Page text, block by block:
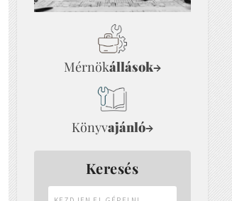
Mérnökállások→
Könyvajánló→
Keresés